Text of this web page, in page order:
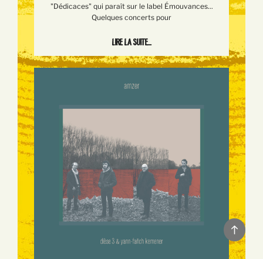
"Dédicaces" qui paraît sur le label Émouvances...
Quelques concerts pour
Lire la suite...
Back
to